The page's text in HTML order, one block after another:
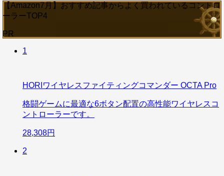
【Amazon7月】おすすめ記事からよく買われているコントロ
ーラーTOP4
PR
1
HORIワイヤレスファイティングコマンダー OCTA Pro
格闘ゲームに最適な6ボタン配置の高性能ワイヤレスコ
ントローラーです。
28,308円
2